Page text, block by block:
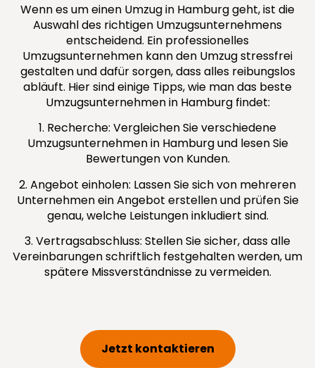
Wenn es um einen Umzug in Hamburg geht, ist die
Auswahl des richtigen Umzugsunternehmens
entscheidend. Ein professionelles
Umzugsunternehmen kann den Umzug stressfrei
gestalten und dafür sorgen, dass alles reibungslos
abläuft. Hier sind einige Tipps, wie man das beste
Umzugsunternehmen in Hamburg findet:
1. Recherche: Vergleichen Sie verschiedene
Umzugsunternehmen in Hamburg und lesen Sie
Bewertungen von Kunden.
2. Angebot einholen: Lassen Sie sich von mehreren
Unternehmen ein Angebot erstellen und prüfen Sie
genau, welche Leistungen inkludiert sind.
3. Vertragsabschluss: Stellen Sie sicher, dass alle
Vereinbarungen schriftlich festgehalten werden, um
spätere Missverständnisse zu vermeiden.
Jetzt kontaktieren